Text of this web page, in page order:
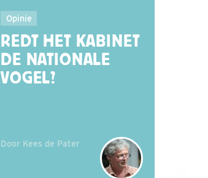
Opinie
REDT HET KABINET
DE NATIONALE
VOGEL?
Door Kees de Pater